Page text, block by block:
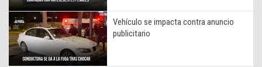
Vehículo se impacta contra anuncio
publicitario